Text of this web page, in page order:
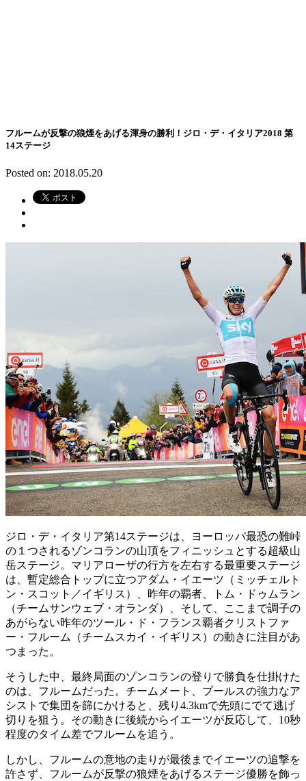
フルームが反撃の狼煙をあげる渾身の勝利！ジロ・デ・イタリア2018 第
14ステージ
Posted on: 2018.05.20
ジロ・デ・イタリア第14ステージは、ヨーロッパ最恐の難峠
の１つされるゾンコランの山頂をフィニッシュとする超級山
岳ステージ。マリアローザの行方を左右する最重要ステージ
は、暫定総合トップに立つアダム・イエーツ（ミッチェルト
ン・スコット／イギリス）、昨年の覇者、トム・ドゥムラン
（チームサンウェブ・オランダ）、そして、ここまで調子の
あがらない昨年のツール・ド・フランス覇者クリストファ
ー・フルーム（チームスカイ・イギリス）の動きに注目があ
つまった。
そうした中、最終局面のゾンコランの登りで勝負を仕掛けた
のは、フルームだった。チームメート、プールスの強力なア
シストで集団を篩にかけると、残り4.3kmで先頭にでて逃げ
切りを狙う。その動きに後続からイエーツが反応して、10秒
程度のタイム差でフルームを追う。
しかし、フルームの意地の走りが最後までイエーツの追撃を
許さず、フルームが反撃の狼煙をあげるステージ優勝を飾っ